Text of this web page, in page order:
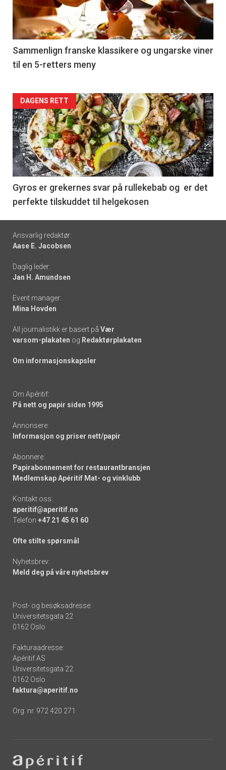
nå
-
5
Sammenlign franske klassikere og ungarske viner
til en 5-retters meny
Forsiden
akkurat
nå
-
6
DAGENS RETT
Gyros er grekernes svar på rullekebab og er det
perfekte tilskuddet til helgekosen
Footer
-
links
Ansvarlig redaktør:
Aase E. Jacobsen
Daglig leder:
Jan H. Amundsen
Event manager:
Mina Hovden
All journalistikk er basert på Vær
varsom-plakaten og Redaktørplakaten
Om informasjonskapsler
Om Apéritif:
På nett og papir siden 1995
Annonsere:
Informasjon og priser nett/papir
Abonnere:
Papirabonnement for restaurantbransjen
Medlemskap Apéritif Mat- og vinklubb
Kontakt oss:
aperitif@aperitif.no
Telefon +47 21 45 61 60
Ofte stilte spørsmål
Nyhetsbrev:
Meld deg på våre nyhetsbrev
Post- og besøksadresse:
Universitetsgata 22
0162 Oslo
Fakturaadresse:
Apéritif AS
Universitetsgata 22
0162 Oslo
faktura@aperitif.no
Org. nr. 972 420 271